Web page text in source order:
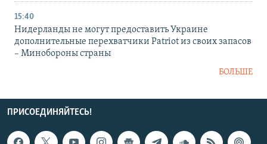
15:40
Нидерланды не могут предоставить Украине
дополнительные перехватчики Patriot из своих запасов
– Минобороны страны
БОЛЬШЕ
ПРИСОЕДИНЯЙТЕСЬ!